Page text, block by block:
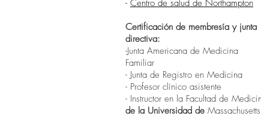
- Centro de salud de Northampton
Certificación de membresía y junta
directiva:
-Junta Americana de Medicina
Familiar
- Junta de Registro en Medicina
- Profesor clínico asistente
- Instructor en la Facultad de
de la Universidad de Massachusetts